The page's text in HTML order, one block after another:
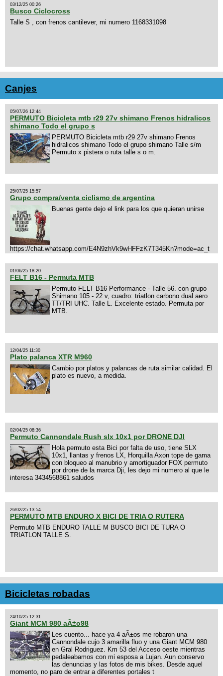
03/12/25 00:26
Busco Ciclocross
Talle S , con frenos cantilever, mi numero 1168331098
Canjes
05/07/26 12:44
PERMUTO Bicicleta mtb r29 27v shimano Frenos hidralicos
shimano Todo el grupo s
PERMUTO Bicicleta mtb r29 27v shimano Frenos
hidralicos shimano Todo el grupo shimano Talle s/m
Permuto x pistera o ruta talle s o m.
25/07/25 15:57
Grupo compra/venta ciclismo de argentina
Buenas gente dejo el link para los que quieran unirse
https://chat.whatsapp.com/E4N9zhVk9wHFFzK7T345Kn?mode=ac_t
01/06/25 18:20
FELT B16 - Permuta MTB
Permuto FELT B16 Performance - Talle 56. con grupo
Shimano 105 - 22 v, cuadro: triatlon carbono dual aero
TT/TRI UHC. Talle L. Excelente estado. Permuta por
MTB.
12/04/25 11:30
Plato palanca XTR M960
Cambio por platos y palancas de ruta similar calidad. El
plato es nuevo, a medida.
02/04/25 08:36
Permuto Cannondale Rush slx 10x1 por DRONE DJI
Hola permuto esta Bici por falta de uso, tiene SLX
10x1, llantas y frenos LX, Horquilla Axon tope de gama
con bloqueo al manubrio y amortiguador FOX permuto
por drone de la marca Dji, les dejo mi numero al que le
interesa 3434568861 saludos
26/02/25 13:54
PERMUTO MTB ENDURO X BICI DE TRIA O RUTERA
Permuto MTB ENDURO TALLE M BUSCO BICI DE TURA O
TRIATLON TALLE S.
Bicicletas robadas
24/10/25 12:31
Giant MCM 980 aÃ±o98
Les cuento... hace ya 4 aÃ±os me robaron una
Cannondale cujo 3 amarilla fluo y una Giant MCM 980
en Gral Rodriguez. Km 53 del Acceso oeste mientras
pedaleabamos con mi esposa a Lujan. Aun conservo
las denuncias y las fotos de mis bikes. Desde aquel
momento, no paro de entrar a diferentes portales t